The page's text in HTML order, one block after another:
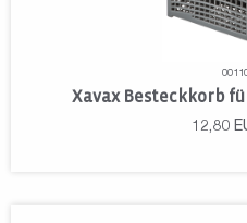
Xavax Besteckkorb
12,80